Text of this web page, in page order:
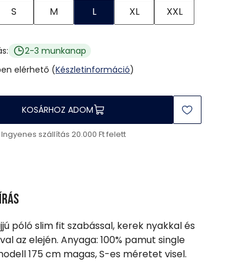
S M L XL XXL
2-3 munkanap
elérhető (Készletinformáció)
KOSÁRHOZ ADOM
Ingyenes szállítás 20.000 Ft felett
póló slim fit szabással, kerek nyakkal és
az elején. Anyaga: 100% pamut single
175 cm magas, S-es méretet visel.